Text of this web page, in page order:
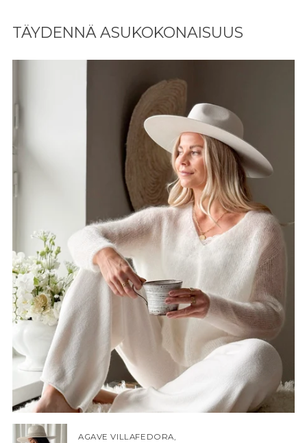
ostoskoriisi
TÄYDENNÄ ASUKOKONAISUUS
AGAVE VILLAFEDORA,